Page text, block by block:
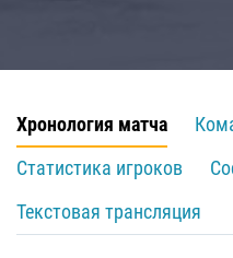
Хронология матча
Статистика игроков
Текстовая трансляция